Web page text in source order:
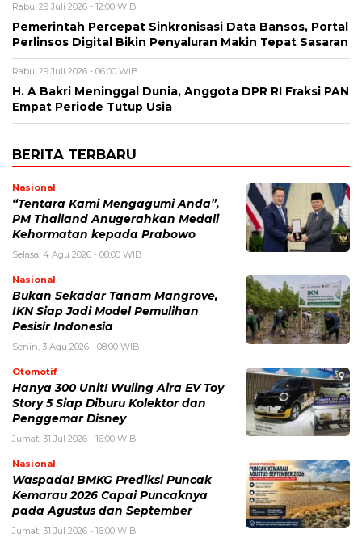
Rabu, 29 Juli 2026 - 12:00 WIB
Pemerintah Percepat Sinkronisasi Data Bansos, Portal
Perlinsos Digital Bikin Penyaluran Makin Tepat Sasaran
Rabu, 29 Juli 2026 - 06:00 WIB
H. A Bakri Meninggal Dunia, Anggota DPR RI Fraksi PAN
Empat Periode Tutup Usia
BERITA TERBARU
Nasional
“Tentara Kami Mengagumi Anda”,
PM Thailand Anugerahkan Medali
Kehormatan kepada Prabowo
Selasa, 4 Agu 2026 - 08:00 WIB
Nasional
Bukan Sekadar Tanam Mangrove,
IKN Siap Jadi Model Pemulihan
Pesisir Indonesia
Senin, 3 Agu 2026 - 08:00 WIB
Otomotif
Hanya 300 Unit! Wuling Aira EV Toy
Story 5 Siap Diburu Kolektor dan
Penggemar Disney
Jumat, 31 Jul 2026 - 16:00 WIB
Nasional
Waspada! BMKG Prediksi Puncak
Kemarau 2026 Capai Puncaknya
pada Agustus dan September
Jumat, 31 Jul 2026 - 16:00 WIB